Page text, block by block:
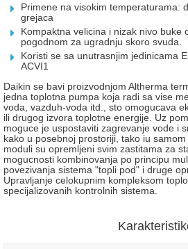
Primene na visokim temperaturama:
grejaca
Kompaktna velicina i nizak nivo buke
pogodnom za ugradnju skoro svuda.
Koristi se sa unutrasnjim jedinicama
ACVI1
Daikin se bavi proizvodnjom Altherma
jedna toplotna pumpa koja radi sa vise
voda, vazduh-voda itd., sto omogucava
ili drugog izvora toplotne energije. Uz
moguce je uspostaviti zagrevanje vode i
kako u posebnoj prostoriji, tako iu
moduli su opremljeni svim zastitama za
mogucnosti kombinovanja po principu
povezivanja sistema "topli pod" i druge
Upravljanje celokupnim kompleksom
specijalizovanih kontrolnih sistema.